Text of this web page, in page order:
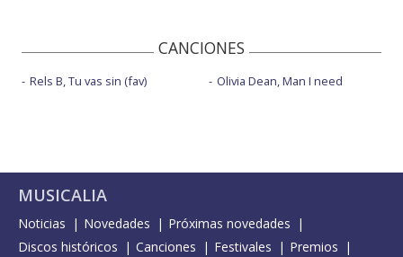
CANCIONES
Rels B, Tu vas sin (fav) Olivia Dean, Man I need
MUSICALIA
Noticias Novedades
Próximas novedades
Discos históricos
Canciones Festivales
Premios